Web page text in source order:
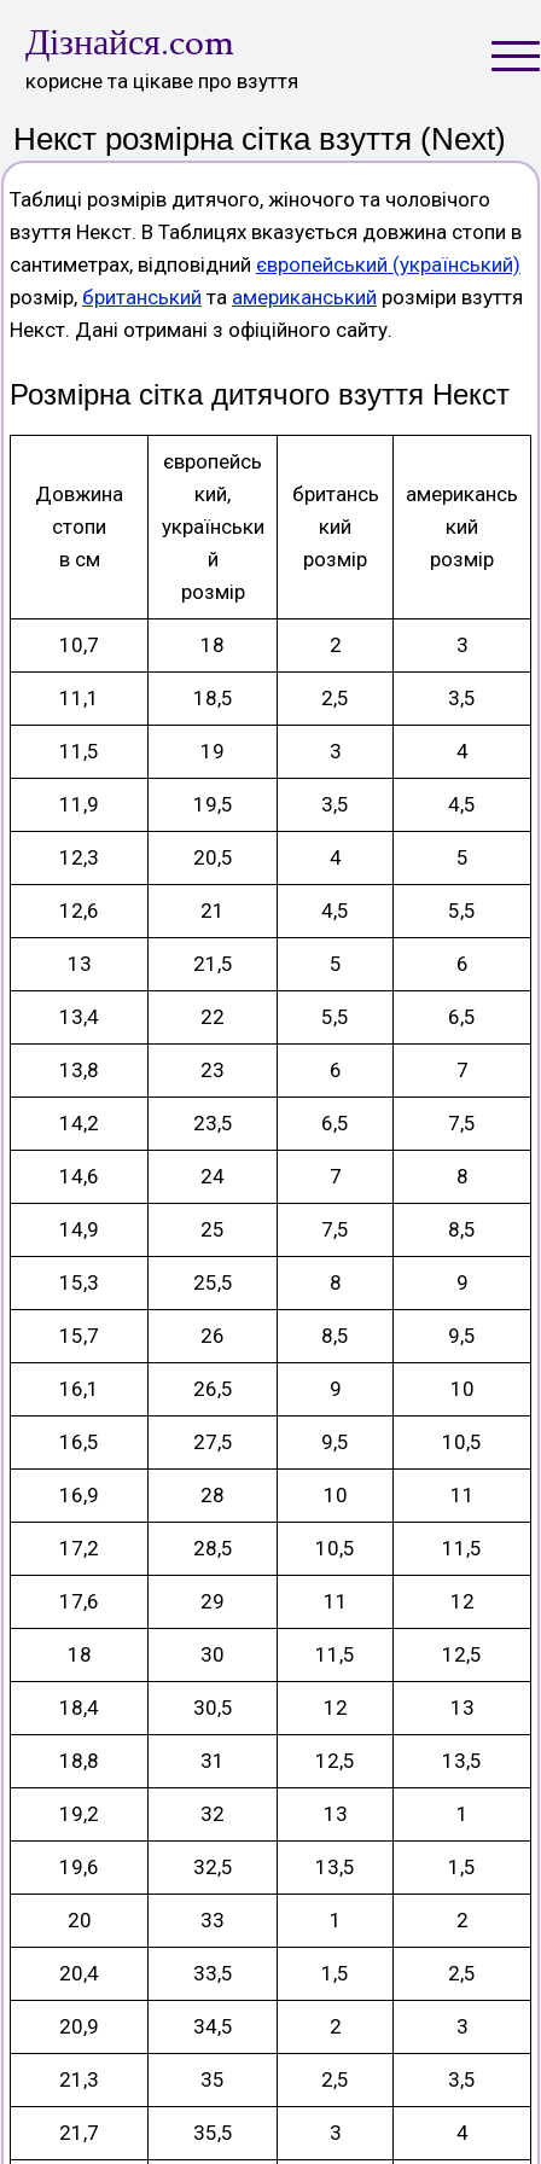
content
Дізнайся.com
корисне та цікаве про взуття
Некст розмірна сітка взуття (Next)
Таблиці розмірів дитячого, жіночого та чоловічого
взуття Некст. В Таблицях вказується довжина стопи в
сантиметрах, відповідний європейський (український)
розмір, британський та американський розміри взуття
Некст. Дані отримані з офіційного сайту.
Розмірна сітка дитячого взуття Некст
Довжина
стопи
в см
європейсь
кий,
українськи
й
розмір
британсь
кий
розмір
американсь
кий
розмір
10,7 18 2 3
11,1 18,5 2,5 3,5
11,5 19 3 4
11,9 19,5 3,5 4,5
12,3 20,5 4 5
12,6 21 4,5 5,5
13 21,5 5 6
13,4 22 5,5 6,5
13,8 23 6 7
14,2 23,5 6,5 7,5
14,6 24 7 8
14,9 25 7,5 8,5
15,3 25,5 8 9
15,7 26 8,5 9,5
16,1 26,5 9 10
16,5 27,5 9,5 10,5
16,9 28 10 11
17,2 28,5 10,5 11,5
17,6 29 11 12
18 30 11,5 12,5
18,4 30,5 12 13
18,8 31 12,5 13,5
19,2 32 13 1
19,6 32,5 13,5 1,5
20 33 1 2
20,4 33,5 1,5 2,5
20,9 34,5 2 3
21,3 35 2,5 3,5
21,7 35,5 3 4